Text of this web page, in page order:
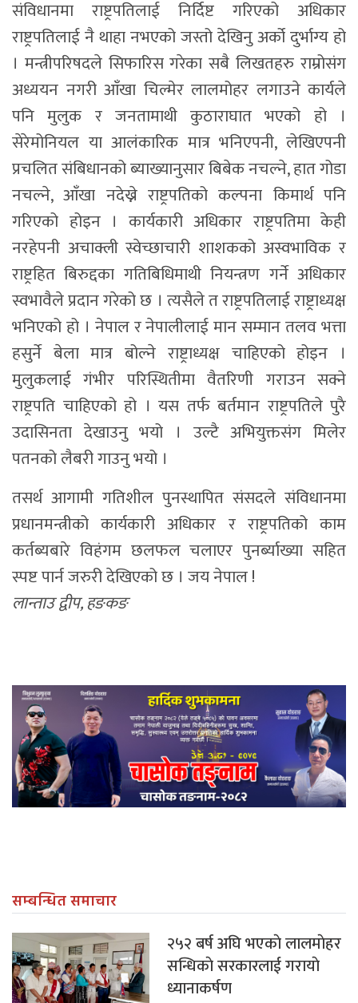
संविधानमा राष्ट्रपतिलाई निर्दिष्ट गरिएको अधिकार
राष्ट्रपतिलाई नै थाहा नभएको जस्तो देखिनु अर्को दुर्भाग्य हो
। मन्त्रीपरिषदले सिफारिस गरेका सबै लिखतहरु राम्रोसंग
अध्ययन नगरी आँखा चिल्मेर लालमोहर लगाउने कार्यले
पनि मुलुक र जनतामाथी कुठाराघात भएको हो ।
सेरेमोनियल या आलंकारिक मात्र भनिएपनी, लेखिएपनी
प्रचलित संबिधानको ब्याख्यानुसार बिबेक नचल्ने, हात गोडा
नचल्ने, आँखा नदेख्ने राष्ट्रपतिको कल्पना किमार्थ पनि
गरिएको होइन । कार्यकारी अधिकार राष्ट्रपतिमा केही
नरहेपनी अचाक्ली स्वेच्छाचारी शाशकको अस्वभाविक र
राष्ट्रहित बिरुद्दका गतिबिधिमाथी नियन्त्रण गर्ने अधिकार
स्वभावैले प्रदान गरेको छ । त्यसैले त राष्ट्रपतिलाई राष्ट्राध्यक्ष
भनिएको हो । नेपाल र नेपालीलाई मान सम्मान तलव भत्ता
हसुर्ने बेला मात्र बोल्ने राष्ट्राध्यक्ष चाहिएको होइन ।
मुलुकलाई गंभीर परिस्थितीमा वैतरिणी गराउन सक्ने
राष्ट्रपति चाहिएको हो । यस तर्फ बर्तमान राष्ट्रपतिले पुरै
उदासिनता देखाउनु भयो । उल्टै अभियुक्तसंग मिलेर
पतनको लैबरी गाउनु भयो ।
तसर्थ आगामी गतिशील पुनस्थापित संसदले संविधानमा
प्रधानमन्त्रीको कार्यकारी अधिकार र राष्ट्रपतिको काम
कर्तब्यबारे विहंगम छलफल चलाएर पुनर्ब्याख्या सहित
स्पष्ट पार्न जरुरी देखिएको छ । जय नेपाल !
लान्ताउ द्वीप, हङकङ
सम्बन्धित समाचार
२५२ बर्ष अघि भएकाे लालमाेहर
सन्धिकाे सरकारलाई गरायाे
ध्यानाकर्षण